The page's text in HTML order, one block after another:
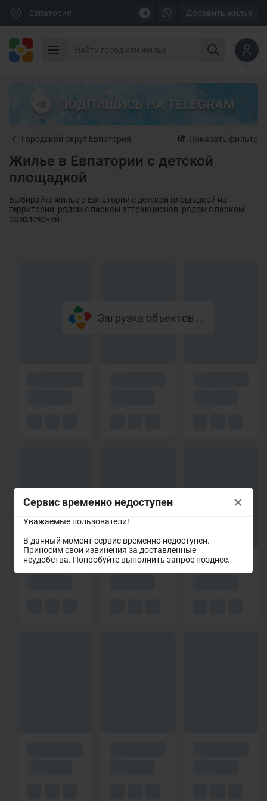
Сервис временно недоступен
Уважаемые пользователи!
В данный момент сервис временно недоступен.
Приносим свои извинения за доставленные
неудобства. Попробуйте выполнить запрос позднее.
×
Евпатория Добавить жилье
ПОДПИШИСЬ НА TELEGRAM
Городской округ Евпатория Показать фильтр
Жилье в Евпатории с детской
площадкой
Выбирайте жилье в Евпатории с детской площадкой на
территории, рядом с парком аттракционов, рядом с парком
развлечений
Загрузка объектов ...